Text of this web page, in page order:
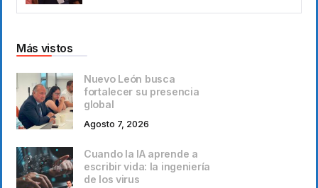
Más vistos
Nuevo León busca
fortalecer su presencia
global
Agosto 7, 2026
Cuando la IA aprende a
escribir vida: la ingeniería
de los virus